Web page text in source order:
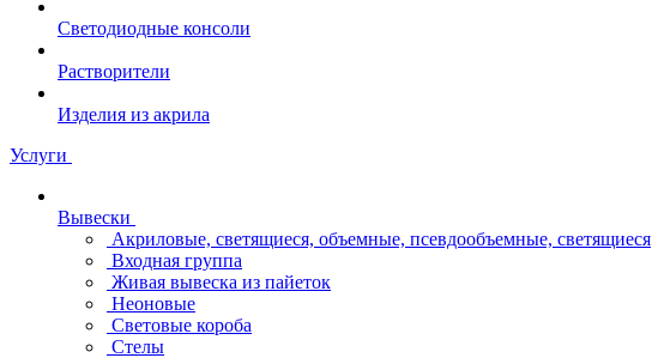
Светодиодные консоли
Растворители
Изделия из акрила
Услуги
Вывески
Акриловые, светящиеся, объемные, псевдообъемные, светящиеся
Входная группа
Живая вывеска из пайеток
Неоновые
Световые короба
Стелы